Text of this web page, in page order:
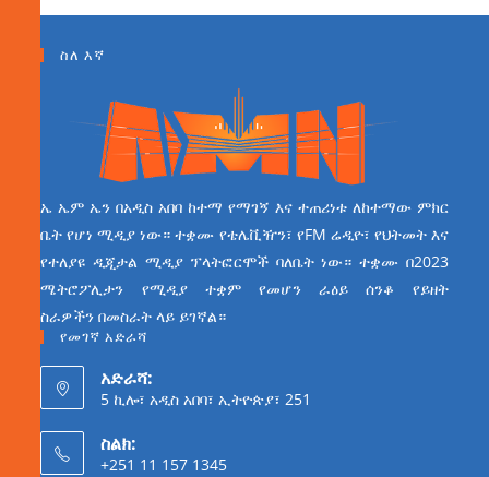
ስለ እኛ
ኤ ኤም ኤን በአዲስ አበባ ከተማ የማገኝ እና ተጠሪነቱ ለከተማው ምክር
ቤት የሆነ ሚዲያ ነው። ተቋሙ የቴሌቪዥን፣ የFM ሬዲዮ፣ የህትመት እና
የተለያዩ ዲጂታል ሚዲያ ፕላትፎርሞች ባለቤት ነው። ተቋሙ በ2023
ሜትሮፖሊታን የሚዲያ ተቋም የመሆን ራዕይ ሰንቆ የይዘት
ስራዎችን በመስራት ላይ ይገኛል።
የመገኛ አድራሻ
አድራሻ:
5 ኪሎ፣ አዲስ አበባ፣ ኢትዮጵያ፣ 251
ስልክ:
+251 11 157 1345